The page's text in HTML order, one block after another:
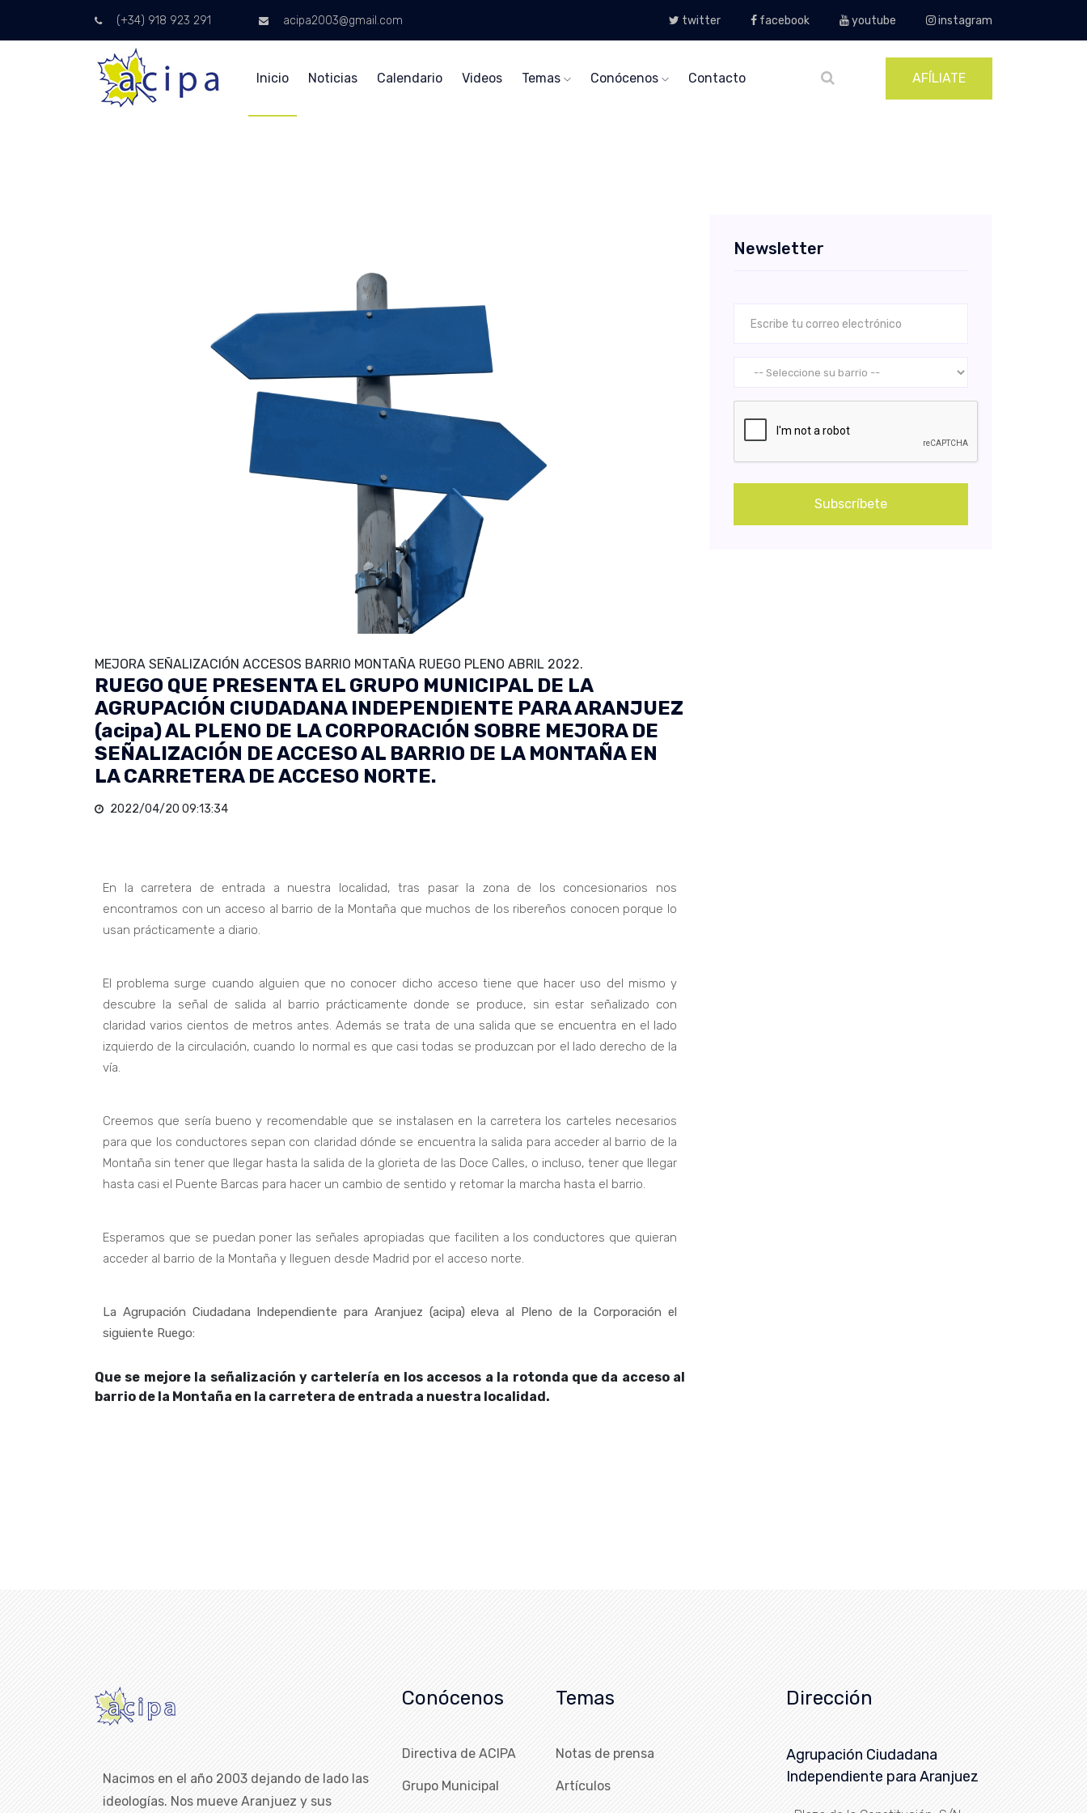
(+34) 918 923 291 acipa2003@gmail.com twitter facebook youtube instagram
Inicio Noticias Calendario Videos Temas Conócenos Contacto AFÍLIATE
MEJORA SEÑALIZACIÓN ACCESOS BARRIO MONTAÑA RUEGO PLENO ABRIL 2022.
RUEGO QUE PRESENTA EL GRUPO MUNICIPAL DE LA
AGRUPACIÓN CIUDADANA INDEPENDIENTE PARA ARANJUEZ
(acipa) AL PLENO DE LA CORPORACIÓN SOBRE MEJORA DE
SEÑALIZACIÓN DE ACCESO AL BARRIO DE LA MONTAÑA EN
LA CARRETERA DE ACCESO NORTE.
2022/04/20 09:13:34
En la carretera de entrada a nuestra localidad, tras pasar la zona de los concesionarios nos
encontramos con un acceso al barrio de la Montaña que muchos de los ribereños conocen porque lo
usan prácticamente a diario.
El problema surge cuando alguien que no conocer dicho acceso tiene que hacer uso del mismo y
descubre la señal de salida al barrio prácticamente donde se produce, sin estar señalizado con
claridad varios cientos de metros antes. Además se trata de una salida que se encuentra en el lado
izquierdo de la circulación, cuando lo normal es que casi todas se produzcan por el lado derecho de la
vía.
Creemos que sería bueno y recomendable que se instalasen en la carretera los carteles necesarios
para que los conductores sepan con claridad dónde se encuentra la salida para acceder al barrio de la
Montaña sin tener que llegar hasta la salida de la glorieta de las Doce Calles, o incluso, tener que llegar
hasta casi el Puente Barcas para hacer un cambio de sentido y retomar la marcha hasta el barrio.
Esperamos que se puedan poner las señales apropiadas que faciliten a los conductores que quieran
acceder al barrio de la Montaña y lleguen desde Madrid por el acceso norte.
La Agrupación Ciudadana Independiente para Aranjuez (acipa) eleva al Pleno de la Corporación el
siguiente Ruego:
Que se mejore la señalización y cartelería en los accesos a la rotonda que da acceso al
barrio de la Montaña en la carretera de entrada a nuestra localidad.
Newsletter
Subscríbete
Nacimos en el año 2003 dejando de lado las
ideologías. Nos mueve Aranjuez y sus
Conócenos
Directiva de ACIPA
Grupo Municipal
Temas
Notas de prensa
Artículos
Dirección
Agrupación Ciudadana
Independiente para Aranjuez